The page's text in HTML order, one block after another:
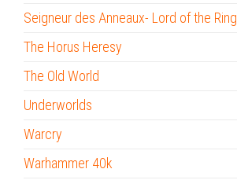
Seigneur des Anneaux- Lord of the Ring
The Horus Heresy
The Old World
Underworlds
Warcry
Warhammer 40k